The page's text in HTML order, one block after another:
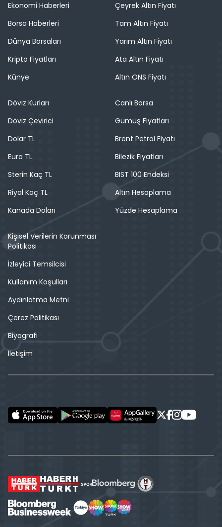
Ekonomi Haberleri
Borsa Haberleri
Dünya Borsaları
Kripto Fiyatları
Künye
Çeyrek Altın Fiyatı
Tam Altın Fiyatı
Yarım Altın Fiyatı
Ata Altın Fiyatı
Altın ONS Fiyatı
Döviz Kurları
Döviz Çevirici
Dolar TL
Euro TL
Sterin Kaç TL
Riyal Kaç TL
Kanada Doları
Canlı Borsa
Gümüş Fiyatları
Brent Petrol Fiyatı
Bilezik Fiyatları
BIST 100 Endeksi
Altın Hesaplama
Yüzde Hesaplama
Kişisel Verilerin Korunması
Politikası
İzleyici Temsilcisi
Kullanım Koşulları
Aydınlatma Metni
Çerez Politikası
Biyografi
İletişim